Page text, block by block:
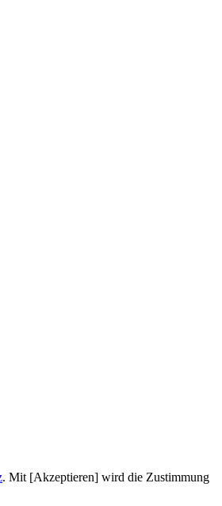
. Mit [Akzeptieren] wird die Zustimmung